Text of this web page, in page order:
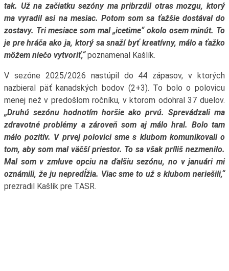
tak. Už na začiatku sezóny ma pribrzdil otras mozgu, ktorý
ma vyradil asi na mesiac. Potom som sa ťažšie dostával do
zostavy. Tri mesiace som mal „icetime“ okolo osem minút. To
je pre hráča ako ja, ktorý sa snaží byť kreatívny, málo a ťažko
môžem niečo vytvoriť,“poznamenal Kašlík.
V sezóne 2025/2026 nastúpil do 44 zápasov, v ktorých
nazbieral päť kanadských bodov (2+3). To bolo o polovicu
menej než v predošlom ročníku, v ktorom odohral 37 duelov.
„Druhú sezónu hodnotím horšie ako prvú. Sprevádzali ma
zdravotné problémy a zároveň som aj málo hral. Bolo tam
málo pozitív. V prvej polovici sme s klubom komunikovali o
tom, aby som mal väčší priestor. To sa však príliš nezmenilo.
Mal som v zmluve opciu na ďalšiu sezónu, no v januári mi
oznámili, že ju nepredĺžia. Viac sme to už s klubom neriešili,“
prezradil Kašlík pre TASR.